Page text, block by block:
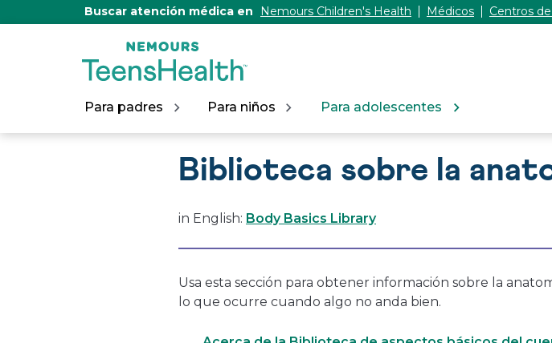
Buscar atención médica en Nemours Children's Health Médicos Centros
Para padres Para niños Para adolescentes
Biblioteca sobre la
in English: Body Basics Library
Usa esta sección para obtener información sobre la
lo que ocurre cuando algo no anda bien.